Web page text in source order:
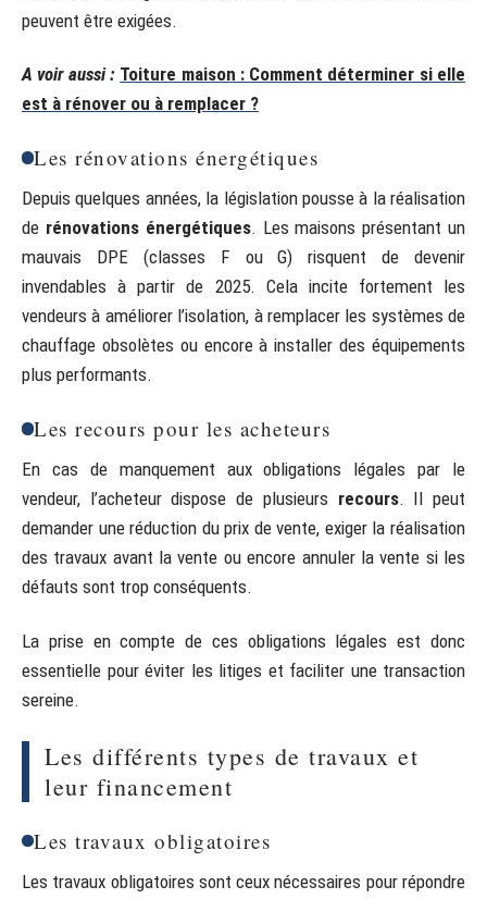
peuvent être exigées.
A voir aussi : Toiture maison : Comment déterminer si elle
est à rénover ou à remplacer ?
Les rénovations énergétiques
Depuis quelques années, la législation pousse à la réalisation
de rénovations énergétiques. Les maisons présentant un
mauvais DPE (classes F ou G) risquent de devenir
invendables à partir de 2025. Cela incite fortement les
vendeurs à améliorer l’isolation, à remplacer les systèmes de
chauffage obsolètes ou encore à installer des équipements
plus performants.
Les recours pour les acheteurs
En cas de manquement aux obligations légales par le
vendeur, l’acheteur dispose de plusieurs recours. Il peut
demander une réduction du prix de vente, exiger la réalisation
des travaux avant la vente ou encore annuler la vente si les
défauts sont trop conséquents.
La prise en compte de ces obligations légales est donc
essentielle pour éviter les litiges et faciliter une transaction
sereine.
Les différents types de travaux et
leur financement
Les travaux obligatoires
Les travaux obligatoires sont ceux nécessaires pour répondre